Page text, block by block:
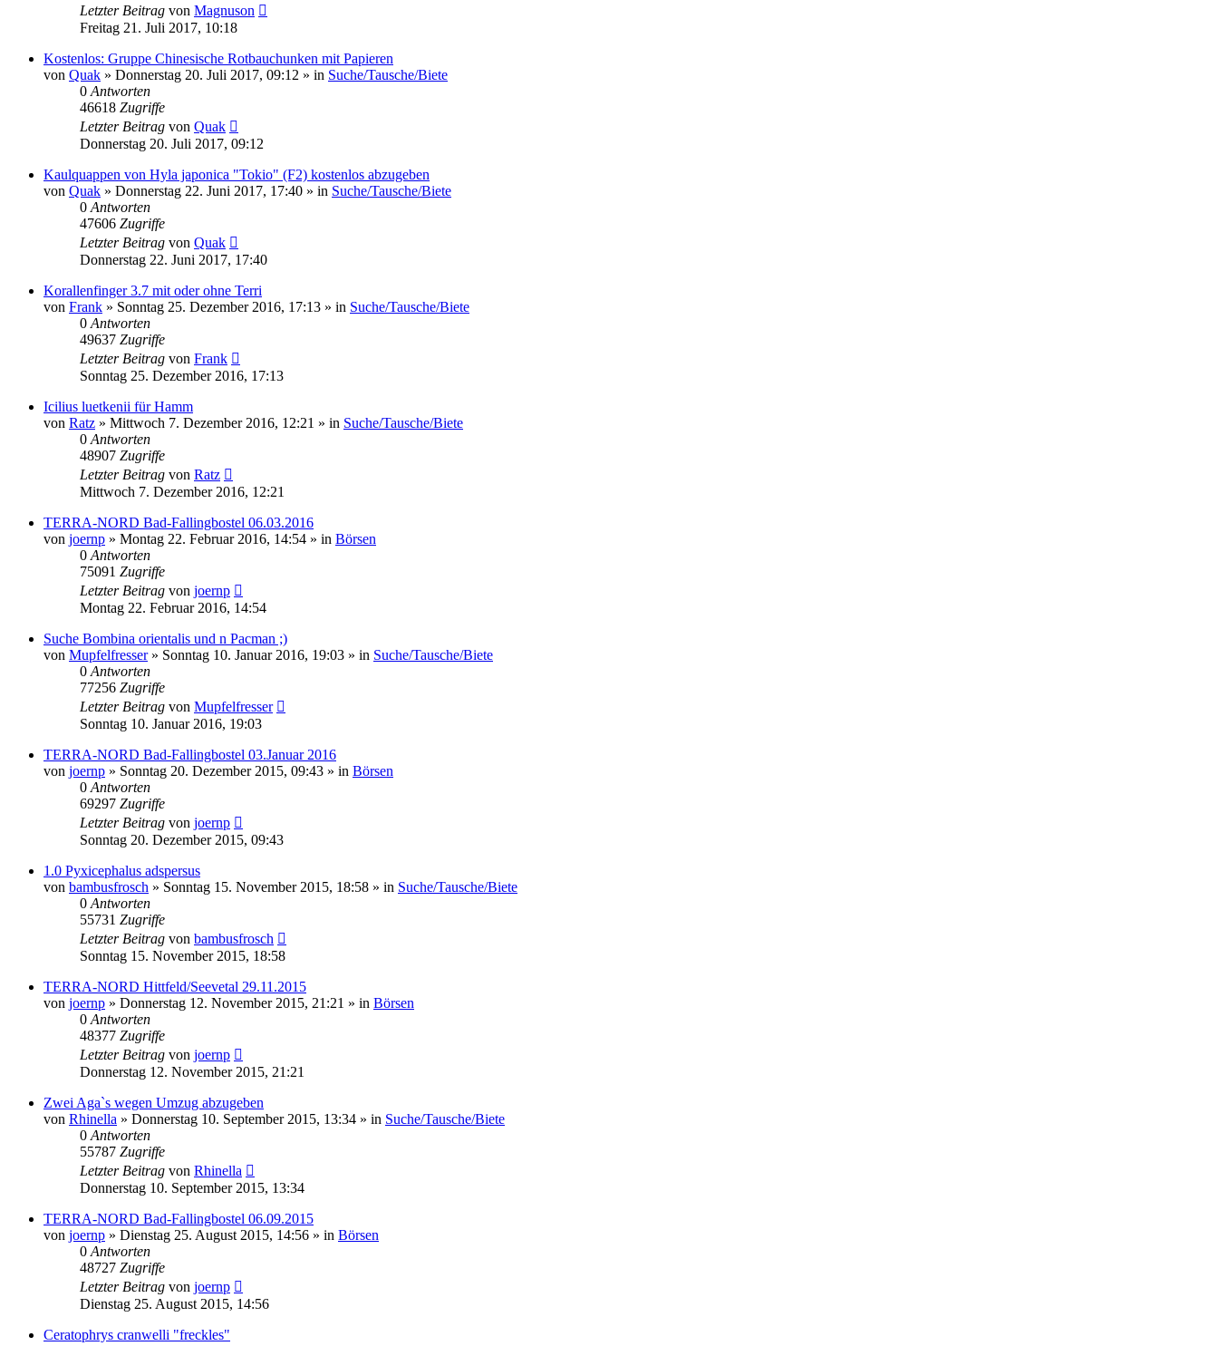
Letzter Beitrag von Magnuson
Freitag 21. Juli 2017, 10:18
Kostenlos: Gruppe Chinesische Rotbauchunken mit Papieren
von Quak » Donnerstag 20. Juli 2017, 09:12 » in Suche/Tausche/Biete
0 Antworten
46618 Zugriffe
Letzter Beitrag von Quak
Donnerstag 20. Juli 2017, 09:12
Kaulquappen von Hyla japonica "Tokio" (F2) kostenlos abzugeben
von Quak » Donnerstag 22. Juni 2017, 17:40 » in Suche/Tausche/Biete
0 Antworten
47606 Zugriffe
Letzter Beitrag von Quak
Donnerstag 22. Juni 2017, 17:40
Korallenfinger 3.7 mit oder ohne Terri
von Frank » Sonntag 25. Dezember 2016, 17:13 » in Suche/Tausche/Biete
0 Antworten
49637 Zugriffe
Letzter Beitrag von Frank
Sonntag 25. Dezember 2016, 17:13
Icilius luetkenii für Hamm
von Ratz » Mittwoch 7. Dezember 2016, 12:21 » in Suche/Tausche/Biete
0 Antworten
48907 Zugriffe
Letzter Beitrag von Ratz
Mittwoch 7. Dezember 2016, 12:21
TERRA-NORD Bad-Fallingbostel 06.03.2016
von joernp » Montag 22. Februar 2016, 14:54 » in Börsen
0 Antworten
75091 Zugriffe
Letzter Beitrag von joernp
Montag 22. Februar 2016, 14:54
Suche Bombina orientalis und n Pacman ;)
von Mupfelfresser» Sonntag 10. Januar 2016, 19:03 » in Suche/Tausche/Biete
0 Antworten
77256 Zugriffe
Letzter Beitrag von Mupfelfresser
Sonntag 10. Januar 2016, 19:03
TERRA-NORD Bad-Fallingbostel 03.Januar 2016
von joernp » Sonntag 20. Dezember 2015, 09:43 » in Börsen
0 Antworten
69297 Zugriffe
Letzter Beitrag von joernp
Sonntag 20. Dezember 2015, 09:43
1.0 Pyxicephalus adspersus
von bambusfrosch » Sonntag 15. November 2015, 18:58 » in Suche/Tausche/Biete
0 Antworten
55731 Zugriffe
Letzter Beitrag von bambusfrosch
Sonntag 15. November 2015, 18:58
TERRA-NORD Hittfeld/Seevetal 29.11.2015
von joernp » Donnerstag 12. November 2015, 21:21 » in Börsen
0 Antworten
48377 Zugriffe
Letzter Beitrag von joernp
Donnerstag 12. November 2015, 21:21
Zwei Aga`s wegen Umzug abzugeben
von Rhinella » Donnerstag 10. September 2015, 13:34 » in Suche/Tausche/Biete
0 Antworten
55787 Zugriffe
Letzter Beitrag von Rhinella
Donnerstag 10. September 2015, 13:34
TERRA-NORD Bad-Fallingbostel 06.09.2015
von joernp » Dienstag 25. August 2015, 14:56 » in Börsen
0 Antworten
48727 Zugriffe
Letzter Beitrag von joernp
Dienstag 25. August 2015, 14:56
Ceratophrys cranwelli "freckles"